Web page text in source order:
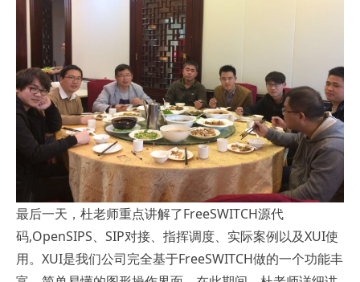
最后一天，杜老师重点讲解了FreeSWITCH源代
码,OpenSIPS、SIP对接、指挥调度、实际案例以及XUI使
用。XUI是我们公司完全基于FreeSWITCH做的一个功能丰